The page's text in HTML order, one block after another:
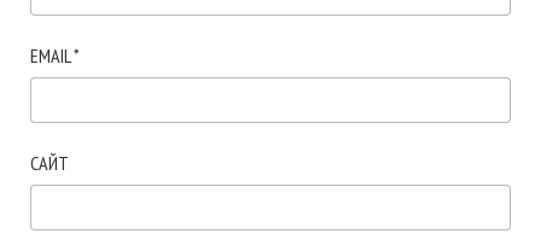
EMAIL *
САЙТ